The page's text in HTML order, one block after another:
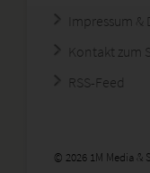
Impressum
Kontakt zum
RSS-Feed
© 2026 1M Media &